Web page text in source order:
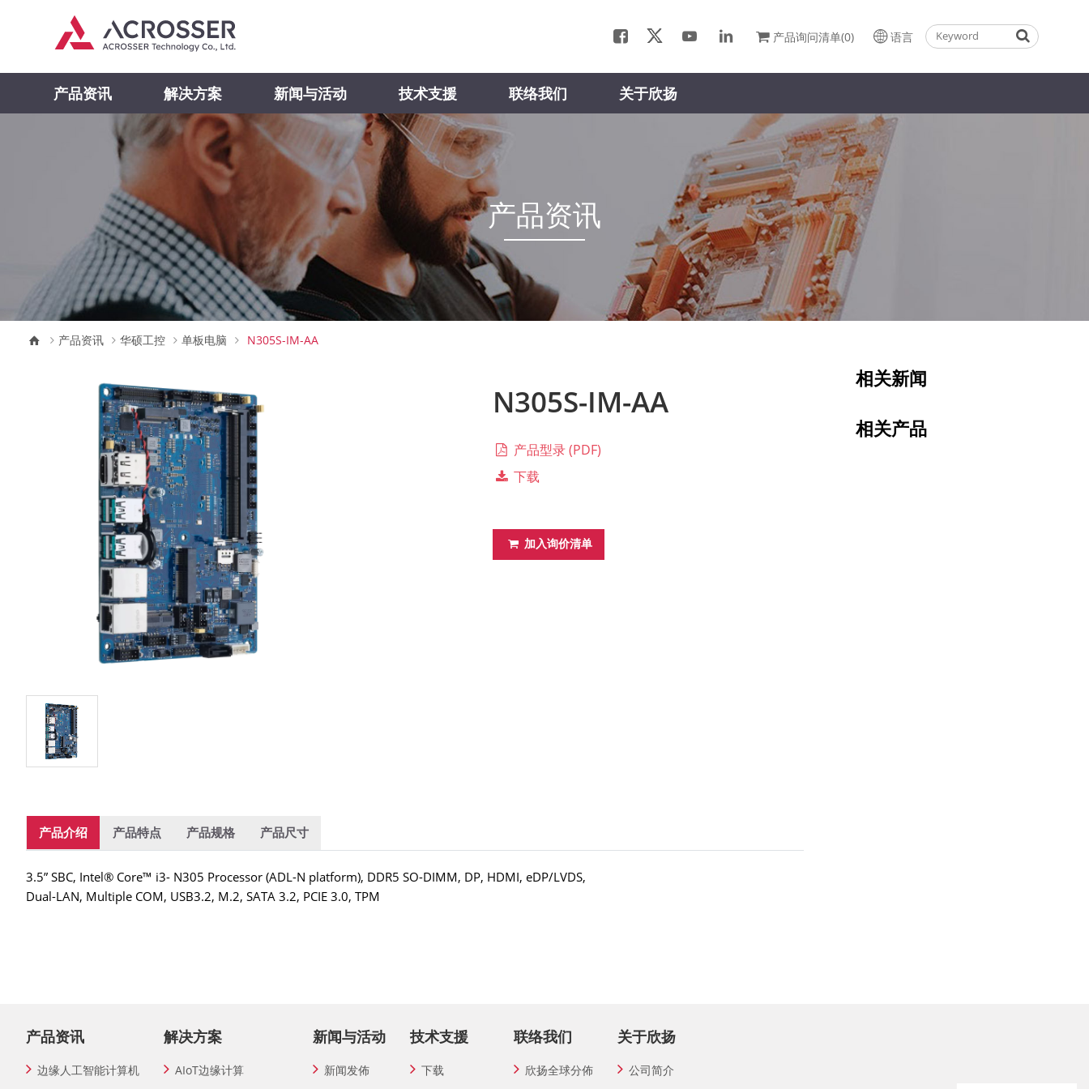
产品询问清单(0) 语言
产品资讯 解决方案 新闻与活动 技术支援 联络我们 关于欣扬
产品资讯
产品资讯 华硕工控 单板电脑 N305S-IM-AA
N305S-IM-AA
产品型录 (PDF)
下载
加入询价清单
产品介绍 产品特点 产品规格 产品尺寸
3.5” SBC, Intel® Core™ i3- N305 Processor (ADL-N platform), DDR5 SO-DIMM, DP, HDMI, eDP/LVDS,
Dual-LAN, Multiple COM, USB3.2, M.2, SATA 3.2, PCIE 3.0, TPM
相关新闻
相关产品
产品资讯
边缘人工智能计算机
解决方案
AIoT边缘计算
新闻与活动
新闻发佈
技术支援
下载
联络我们
欣扬全球分佈
关于欣扬
公司简介